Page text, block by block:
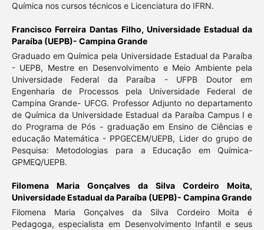
Química nos cursos técnicos e Licenciatura do IFRN.
Francisco Ferreira Dantas Filho,Universidade Estadual da
Paraíba (UEPB)- Campina Grande
Graduado em Química pela Universidade Estadual da Paraíba
- UEPB, Mestre en Desenvolvimento e Meio Ambiente pela
Universidade Federal da Paraíba - UFPB Doutor em
Engenharia de Processos pela Universidade Federal de
Campina Grande- UFCG. Professor Adjunto no departamento
de Química da Universidade Estadual da Paraíba Campus I e
do Programa de Pós - graduação em Ensino de Ciências e
educação Matemática - PPGECEM/UEPB, Lider do grupo de
Pesquisa: Metodologias para a Educação em Química-
GPMEQ/UEPB.
Filomena Maria Gonçalves da Silva Cordeiro Moita,
Universidade Estadual da Paraíba (UEPB)- Campina Grande
Filomena Maria Gonçalves da Silva Cordeiro Moita é
Pedagoga, especialista em Desenvolvimento Infantil e seus